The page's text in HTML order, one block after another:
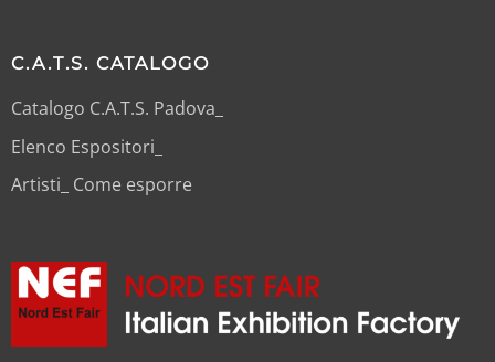
C.A.T.S. CATALOGO
Catalogo C.A.T.S. Padova_
Elenco Espositori_
Artisti_ Come esporre